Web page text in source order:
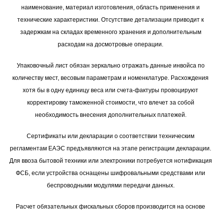
наименование, материал изготовления, область применения и
технические характеристики. Отсутствие детализации приводит к
задержкам на складах временного хранения и дополнительным
расходам на досмотровые операции.
Упаковочный лист обязан зеркально отражать данные инвойса по
количеству мест, весовым параметрам и номенклатуре. Расхождения
хотя бы в одну единицу веса или счета-фактуры провоцируют
корректировку таможенной стоимости, что влечет за собой
необходимость внесения дополнительных платежей.
Сертификаты или декларации о соответствии техническим
регламентам ЕАЭС предъявляются на этапе регистрации декларации.
Для ввоза бытовой техники или электроники потребуется нотификация
ФСБ, если устройства оснащены шифровальными средствами или
беспроводными модулями передачи данных.
Расчет обязательных фискальных сборов производится на основе